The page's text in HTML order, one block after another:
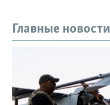
Главные новости